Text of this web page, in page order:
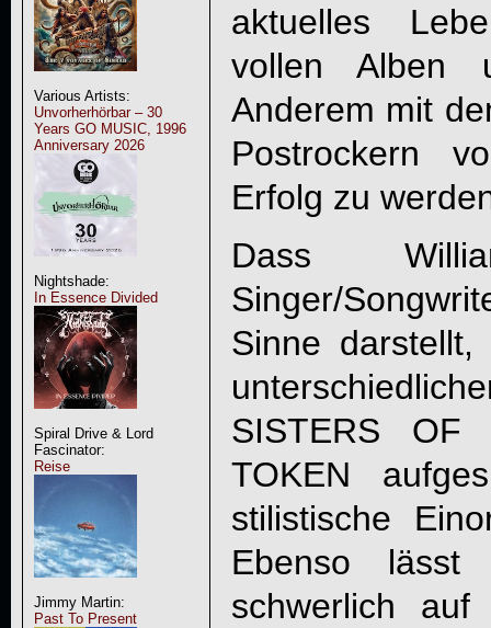
Various Artists:
Unvorherhörbar – 30
Years GO MUSIC, 1996
Anniversary 2026
Nightshade:
In Essence Divided
Spiral Drive & Lord
Fascinator:
Reise
Jimmy Martin:
Past To Present
aktuelles
vollen Alben
Anderem mit
Postrockern
Erfolg zu
Dass
Singer/
Sinne
SISTERS OF
TOKEN
stilistische
Ebenso
schwerlich